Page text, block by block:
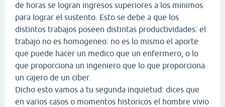
de horas se logran ingresos superiores a los minimos
para lograr el sustento. Esto se debe a que los
distintos trabajos poseen distintas productividades: el
trabajo no es homogeneo: no es lo mismo el aporte
que puede hacer un medico que un enfermero, o lo
que proporciona un ingeniero que lo que proporciona
un cajero de un ciber.
Dicho esto vamos a tu segunda inquietud: dices que
en varios casos o momentos historicos el hombre vivio